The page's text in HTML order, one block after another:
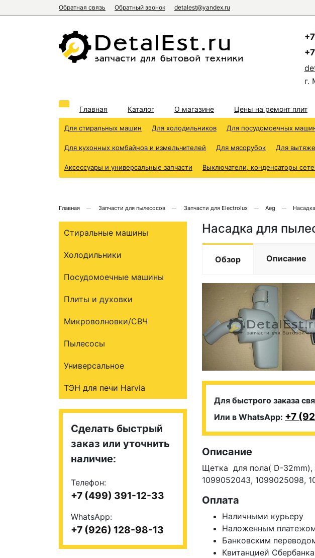
Обратная связь Обратный звонок detalest@yandex.ru
+7
+7
г.
Главная Каталог О магазине Цены на ремонт плит
Для стиральных машин Для холодильников Для посудомоечных
Для кухонных комбайнов и измельчителей Для мясорубок Для
Аксессуары и универсальные запчасти Выключатели, конденсаторы
Главная Запчасти для пылесосов Запчасти для Electrolux Aeg
Насадка для
Обзор Описание
Для быстрого заказа
Или в WhatsApp: +7
Описание
Щетка для пола( D-32mm),
1099052043, 1099025098,
Оплата
Наличными курьеру
Наложенным
Банковским
Квитанцией Сбербанка
Стиральные машины
Холодильники
Посудомоечные машины
Плиты и духовки
Микроволновки/СВЧ
Пылесосы
Универсальное
ТЭН для печи Harvia
Сделать быстрый
заказ или уточнить
наличие:
Телефон:
+7 (499) 391-12-33
WhatsApp:
+7 (926) 128-98-13